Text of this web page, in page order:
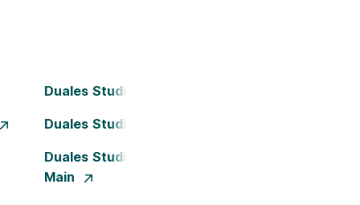
Duales Studium Bochum
Duales Studium Dortmund
Duales Studium Frankfurt am
Main